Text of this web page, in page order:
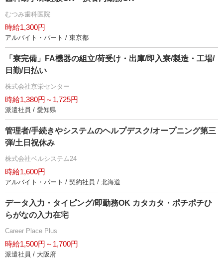
むつみ歯科医院
時給1,300円
アルバイト・パート / 東京都
「寮完備」FA機器の組立/荷受け・出庫/即入寮/製造・工場/
日勤/日払い
株式会社京栄センター
時給1,380円～1,725円
派遣社員 / 愛知県
管理者/手続きやシステムのヘルプデスク/オープニング第三
弾/土日祝休み
株式会社ベルシステム24
時給1,600円
アルバイト・パート / 契約社員 / 北海道
データ入力・タイピング/即勤務OK カタカタ・ポチポチひ
らがなの入力在宅
Career Place Plus
時給1,500円～1,700円
派遣社員 / 大阪府